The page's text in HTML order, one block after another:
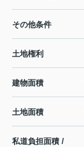
その他条件
土地権利
建物面積
土地面積
私道負担面積 /